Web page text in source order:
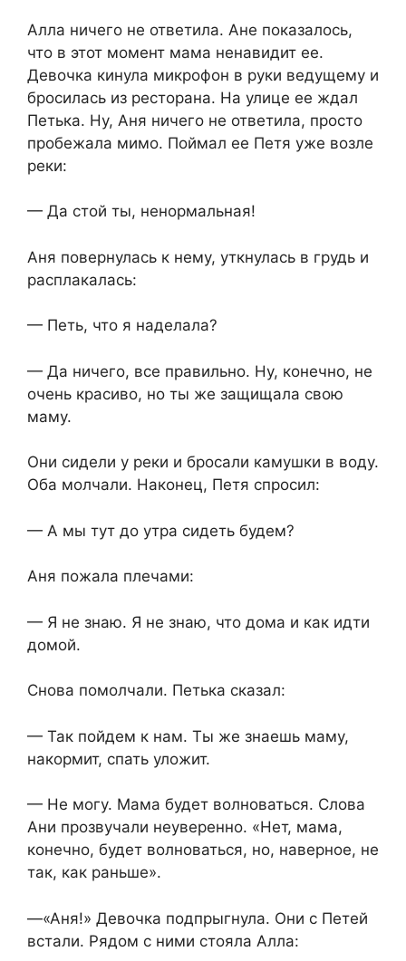
Алла ничего не ответила. Ане показалось,
что в этот момент мама ненавидит ее.
Девочка кинула микрофон в руки ведущему и
бросилась из ресторана. На улице ее ждал
Петька. Ну, Аня ничего не ответила, просто
пробежала мимо. Поймал ее Петя уже возле
реки:
— Да стой ты, ненормальная!
Аня повернулась к нему, уткнулась в грудь и
расплакалась:
— Петь, что я наделала?
— Да ничего, все правильно. Ну, конечно, не
очень красиво, но ты же защищала свою
маму.
Они сидели у реки и бросали камушки в воду.
Оба молчали. Наконец, Петя спросил:
— А мы тут до утра сидеть будем?
Аня пожала плечами:
— Я не знаю. Я не знаю, что дома и как идти
домой.
Снова помолчали. Петька сказал:
— Так пойдем к нам. Ты же знаешь маму,
накормит, спать уложит.
— Не могу. Мама будет волноваться. Слова
Ани прозвучали неуверенно. «Нет, мама,
конечно, будет волноваться, но, наверное, не
так, как раньше».
—«Аня!» Девочка подпрыгнула. Они с Петей
встали. Рядом с ними стояла Алла: